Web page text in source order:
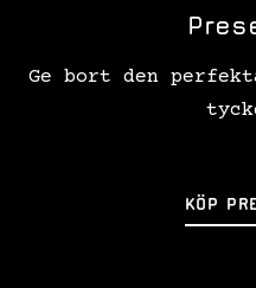
Ge bort den
KÖP